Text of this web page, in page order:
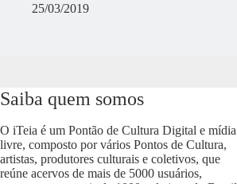
25/03/2019
Saiba quem somos
O iTeia é um Pontão de Cultura Digital e mídia
livre, composto por vários Pontos de Cultura,
artistas, produtores culturais e coletivos, que
reúne acervos de mais de 5000 usuários,